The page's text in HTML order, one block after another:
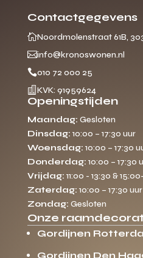
Contactgegevens
Noordmolenstraat 61B,
info@kronoswonen.nl
010 72 000 25
 KVK: 91959624
Openingstijden
Maandag: Gesloten
Dinsdag: 10:00 – 17:30 uur
Woensdag: 10:00 – 17:30
Donderdag: 10:00 – 17:30
Vrijdag: 11:00 - 13:30 &
Zaterdag: 10:00 – 17:30 uur
Zondag: Gesloten
Onze
Gordijnen
Gordijnen Den